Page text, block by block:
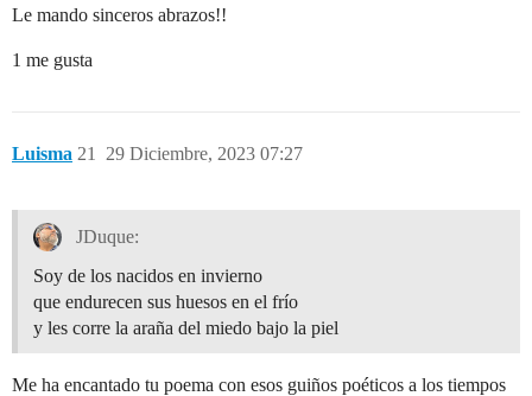
Le mando sinceros abrazos!!
1 me gusta
Luisma 29 Diciembre, 2023 07:27
21
JDuque:
Soy de los nacidos en invierno
que endurecen sus huesos en el frío
y les corre la araña del miedo bajo la piel
Me ha encantado tu poema con esos guiños poéticos a los tiempos